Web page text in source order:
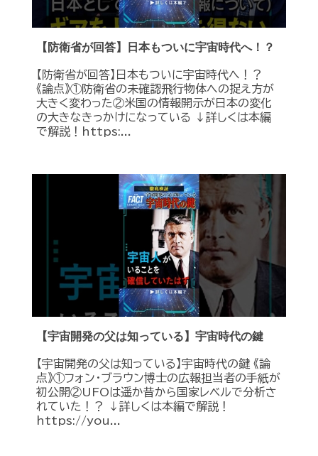
【防衛省が回答】日本もついに宇宙時代へ！？
【防衛省が回答】日本もついに宇宙時代へ！？
《論点》①防衛省の未確認飛行物体への捉え方が
大きく変わった②米国の情報開示が日本の変化
の大きなきっかけになっている ↓詳しくは本編
で解説！https:...
【宇宙開発の父は知っている】宇宙時代の鍵
【宇宙開発の父は知っている】宇宙時代の鍵 《論
点》①フォン・ブラウン博士の広報担当者の手紙が
初公開②UFOは遥か昔から国家レベルで分析さ
れていた！？ ↓詳しくは本編で解説！
https://you...